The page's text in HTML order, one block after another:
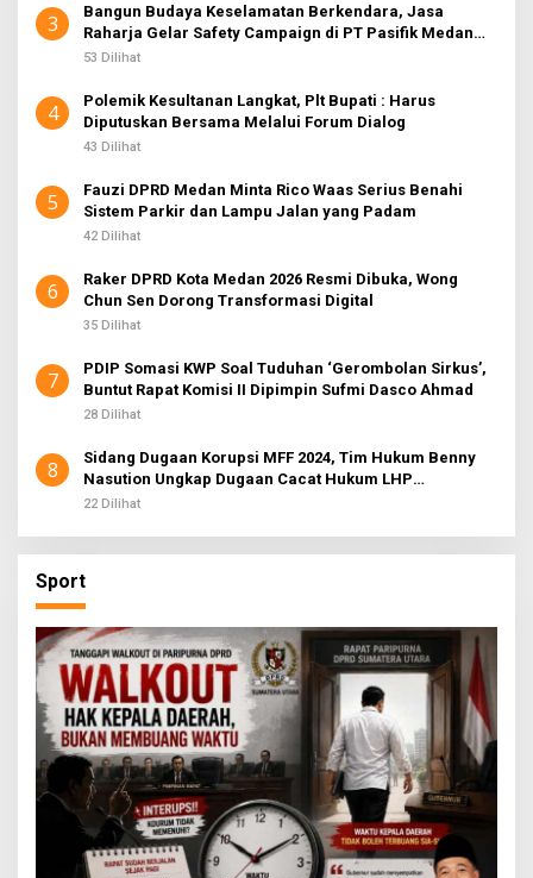
3
Bangun Budaya Keselamatan Berkendara, Jasa
Raharja Gelar Safety Campaign di PT Pasifik Medan
Industri
53 Dilihat
4
Polemik Kesultanan Langkat, Plt Bupati : Harus
Diputuskan Bersama Melalui Forum Dialog
43 Dilihat
5
Fauzi DPRD Medan Minta Rico Waas Serius Benahi
Sistem Parkir dan Lampu Jalan yang Padam
42 Dilihat
6
Raker DPRD Kota Medan 2026 Resmi Dibuka, Wong
Chun Sen Dorong Transformasi Digital
35 Dilihat
7
PDIP Somasi KWP Soal Tuduhan ‘Gerombolan Sirkus’,
Buntut Rapat Komisi II Dipimpin Sufmi Dasco Ahmad
28 Dilihat
8
Sidang Dugaan Korupsi MFF 2024, Tim Hukum Benny
Nasution Ungkap Dugaan Cacat Hukum LHP
Inspektorat
22 Dilihat
Sport